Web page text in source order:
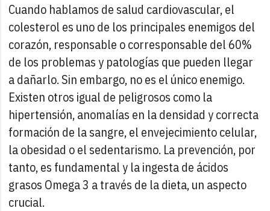
Cuando hablamos de salud cardiovascular, el
colesterol es uno de los principales enemigos del
corazón, responsable o corresponsable del 60%
de los problemas y patologías que pueden llegar
a dañarlo. Sin embargo, no es el único enemigo.
Existen otros igual de peligrosos como la
hipertensión, anomalías en la densidad y correcta
formación de la sangre, el envejecimiento celular,
la obesidad o el sedentarismo. La prevención, por
tanto, es fundamental y la ingesta de ácidos
grasos Omega 3 a través de la dieta, un aspecto
crucial.